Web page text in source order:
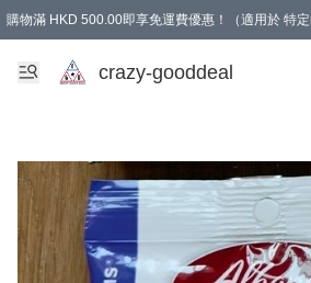
購物滿 HKD 500.00即享免運費優惠！（適用於 特
成為會員可享免費禮品
crazy-gooddeal